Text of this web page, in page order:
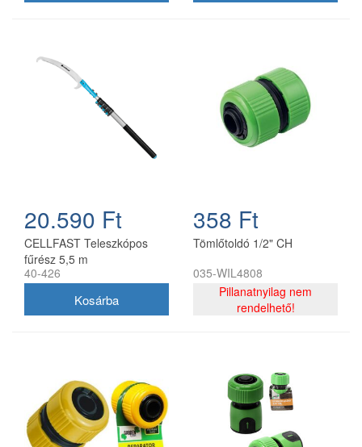
20.590 Ft
CELLFAST Teleszkópos
fűrész 5,5 m
40-426
358 Ft
Tömlőtoldó 1/2" CH
035-WIL4808
Pillanatnyilag nem
rendelhető!